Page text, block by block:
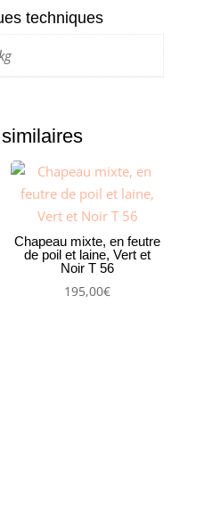
techniques
Chapeau mixte, en feutre
de poil et laine, Vert et
Noir T 56
195,00€